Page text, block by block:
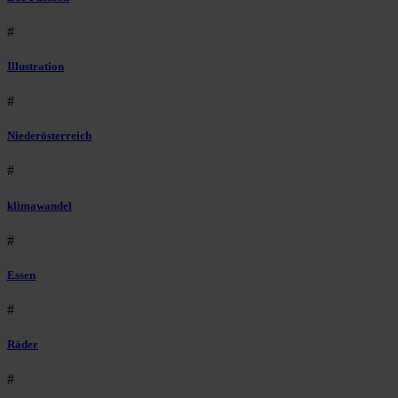
#
Illustration
#
Niederösterreich
#
klimawandel
#
Essen
#
Räder
#